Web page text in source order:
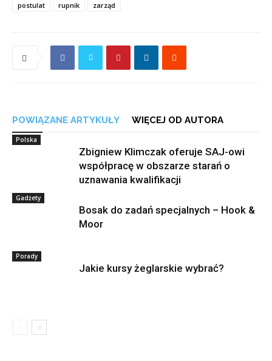
postulat
rupnik zarząd
POWIĄZANE ARTYKUŁY WIĘCEJ OD AUTORA
Polska
Zbigniew Klimczak oferuje SAJ-owi
współpracę w obszarze starań o
uznawania kwalifikacji
Gadżety
Bosak do zadań specjalnych – Hook &
Moor
Porady
Jakie kursy żeglarskie wybrać?